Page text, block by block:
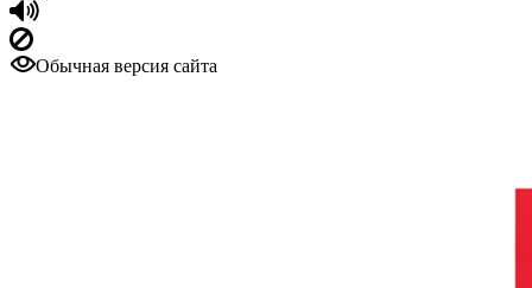
Обычная версия сайта